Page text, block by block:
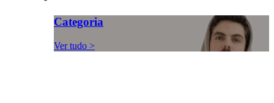
Categoria
Ver tudo >